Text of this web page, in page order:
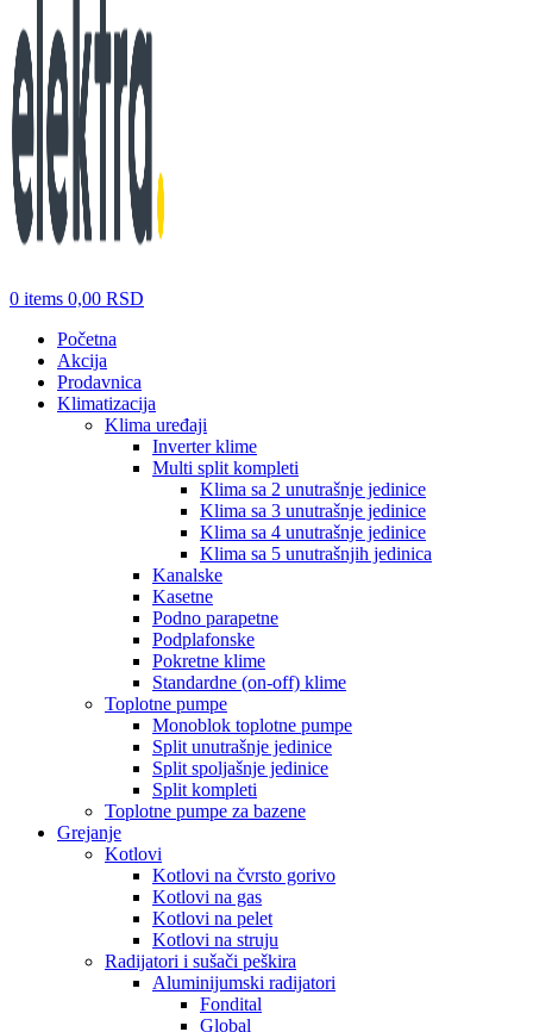
0 items 0,00 RSD
Početna
Akcija
Prodavnica
Klimatizacija
Klima uređaji
Inverter klime
Multi split kompleti
Klima sa 2 unutrašnje jedinice
Klima sa 3 unutrašnje jedinice
Klima sa 4 unutrašnje jedinice
Klima sa 5 unutrašnjih jedinica
Kanalske
Kasetne
Podno parapetne
Podplafonske
Pokretne klime
Standardne (on-off) klime
Toplotne pumpe
Monoblok toplotne pumpe
Split unutrašnje jedinice
Split spoljašnje jedinice
Split kompleti
Toplotne pumpe za bazene
Grejanje
Kotlovi
Kotlovi na čvrsto gorivo
Kotlovi na gas
Kotlovi na pelet
Kotlovi na struju
Radijatori i sušači peškira
Aluminijumski radijatori
Fondital
Global